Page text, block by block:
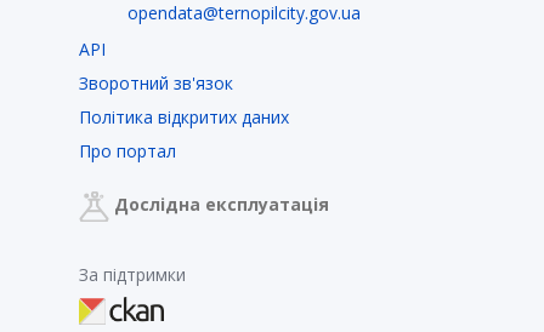
opendata@ternopilcity.gov.ua
API
Зворотний зв'язок
Політика відкритих даних
Про портал
Дослідна експлуатація
За підтримки